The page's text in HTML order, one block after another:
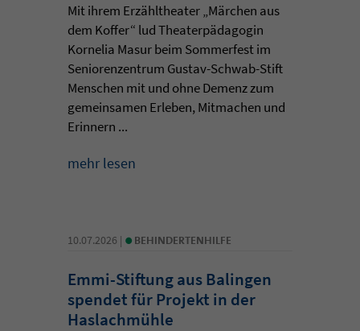
Mit ihrem Erzähltheater „Märchen aus
dem Koffer“ lud Theaterpädagogin
Kornelia Masur beim Sommerfest im
Seniorenzentrum Gustav-Schwab-Stift
Menschen mit und ohne Demenz zum
gemeinsamen Erleben, Mitmachen und
Erinnern ...
mehr lesen
10.07.2026 | • BEHINDERTENHILFE
Emmi-Stiftung aus Balingen
spendet für Projekt in der
Haslachmühle